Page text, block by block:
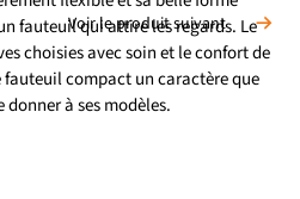
Voir le produit suivant
fauteuil qui attire les regards. Le
choisies avec soin et le confort de
compact un caractère que
donner à ses modèles.